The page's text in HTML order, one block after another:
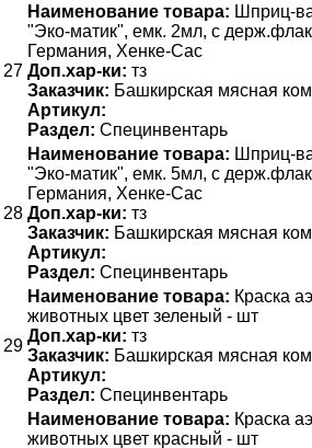
27
Наименование товара: Шприц-
"Эко-матик", емк. 2мл, с
Германия, Хенке-Сас
Доп.хар-ки: тз
Заказчик: Башкирская мясная
Артикул:
Раздел: Специнвентарь
28
Наименование товара: Шприц-
"Эко-матик", емк. 5мл, с
Германия, Хенке-Сас
Доп.хар-ки: тз
Заказчик: Башкирская мясная
Артикул:
Раздел: Специнвентарь
29
Наименование товара: Краска
животных цвет зеленый - шт
Доп.хар-ки: тз
Заказчик: Башкирская мясная
Артикул:
Раздел: Специнвентарь
Наименование товара: Краска
животных цвет красный - шт